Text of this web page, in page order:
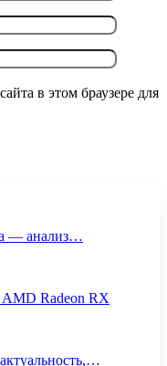
в этом браузере для
— анализ…
Radeon RX